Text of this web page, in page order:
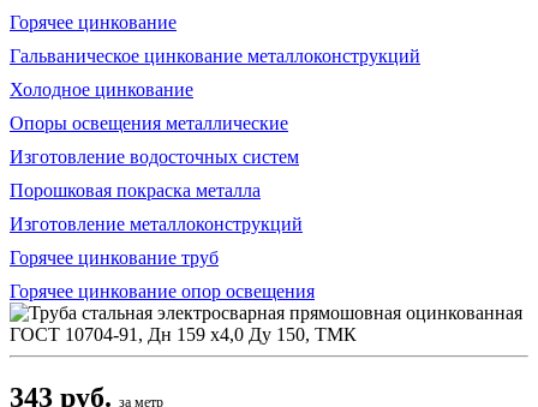
Горячее цинкование
Гальваническое цинкование металлоконструкций
Холодное цинкование
Опоры освещения металлические
Изготовление водосточных систем
Порошковая покраска металла
Изготовление металлоконструкций
Горячее цинкование труб
Горячее цинкование опор освещения
343 руб. за метр